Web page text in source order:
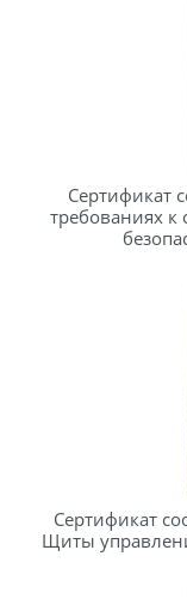
Сертификат
требованиях к
Сертификат
Щиты